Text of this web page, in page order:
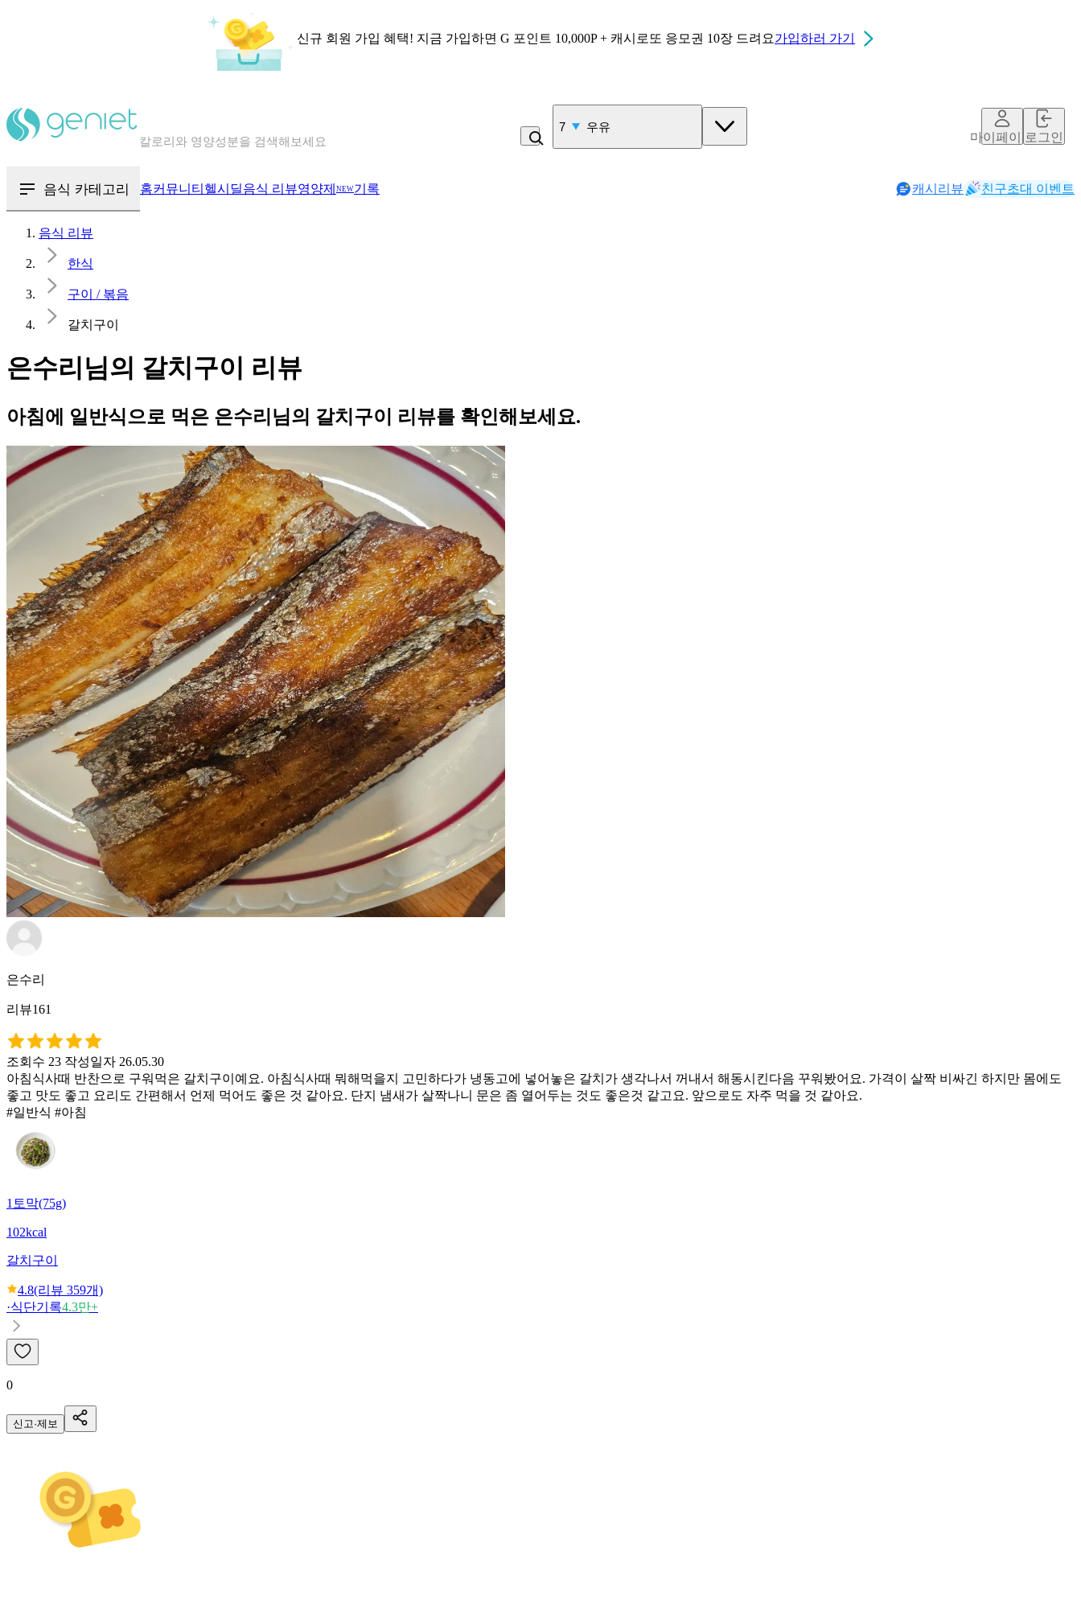
신규 회원 가입 혜택! 지금 가입하면 G 포인트 10,000P + 캐시로또 응모권 10장 드려요가입하러 가기
혈당 · 다이어트 음식 검색해보세요
7 우유
마이페이지로그인
음식 카테고리 홈커뮤니티 헬시딜음식 리뷰영양제 NEW기록 캐시리뷰 친구초대 이벤트
음식 리뷰
한식
구이 / 볶음
갈치구이
은수리님의 갈치구이 리뷰
아침에 일반식으로 먹은 은수리님의 갈치구이 리뷰를 확인해보세요.
은수리
리뷰161
조회수 23 작성일자 26.05.30
아침식사때 반찬으로 구워먹은 갈치구이예요. 아침식사때 뭐해먹을지 고민하다가 냉동고에 넣어놓은 갈치가 생각나서 꺼내서 해동시킨다음 꾸워봤어요. 가격이 살짝 비싸긴 하지만 몸에도
좋고 맛도 좋고 요리도 간편해서 언제 먹어도 좋은 것 같아요. 단지 냄새가 살짝나니 문은 좀 열어두는 것도 좋은것 같고요. 앞으로도 자주 먹을 것 같아요.
#일반식 #아침
1토막(75g)
102kcal
갈치구이
4.8(리뷰 359개)
·식단기록4.3만+
0
신고·제보